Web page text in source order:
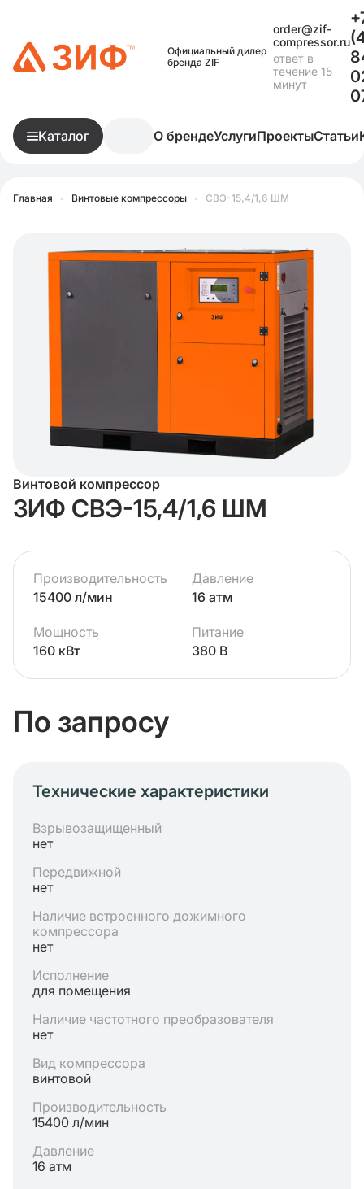
Официальный дилер
бренда ZIF
order@zif-
compressor.ru
ответ в
течение 15
минут
Каталог О брендеУслугиПроектыСтатьи
Главная • Винтовые компрессоры • СВЭ-15,4/1,6 ШМ
Винтовой компрессор
ЗИФ СВЭ-15,4/1,6 ШМ
Производительность
15400 л/мин
Давление
16 атм
Мощность
160 кВт
Питание
380 В
По запросу
Технические характеристики
Взрывозащищенный
нет
Передвижной
нет
Наличие встроенного дожимного
компрессора
нет
Исполнение
для помещения
Наличие частотного преобразователя
нет
Вид компрессора
винтовой
Производительность
15400 л/мин
Давление
16 атм